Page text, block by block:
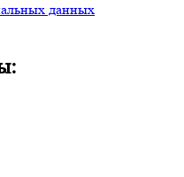
данных